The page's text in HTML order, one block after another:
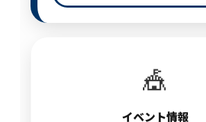
🎪
イベント情報